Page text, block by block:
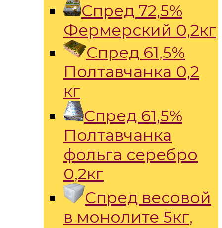
Спред 72,5%
Фермерский 0,2кг
Спред 61,5%
Полтавчанка 0,2
кг
Спред 61,5%
Полтавчанка
фольга серебро
0,2кг
Спред весовой
в монолите 5кг,